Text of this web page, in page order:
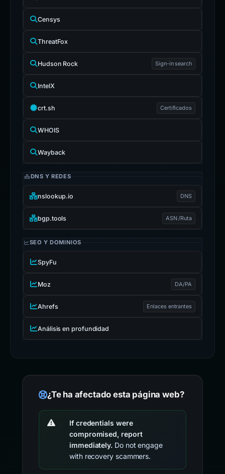
Censys
ThreatFox
Hudson Rock Sign-in search
IntelX
crt.sh Certificados
WHOIS
Wayback
DNS Y REDES
nslookup.io DNS
bgp.tools ASN /Ruta
SEO Y DOMINIOS
SpyFu
Moz DA/PA
Ahrefs Enlaces entrantes
Análisis en profundidad
¿Te ha afectado esta página web?
If credentials were
compromised, report
immediately. Do not engage
with recovery scammers.